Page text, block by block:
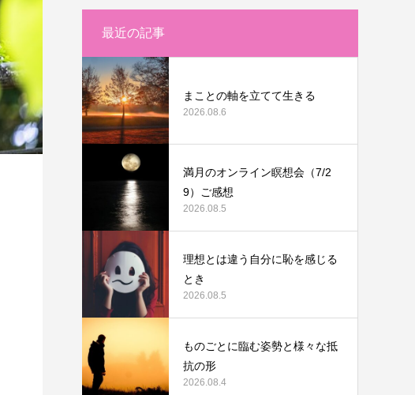
最近の記事
まことの軸を立てて生きる
2026.08.6
満月のオンライン瞑想会（7/2
9）ご感想
2026.08.5
理想とは違う自分に恥を感じる
とき
2026.08.5
ものごとに臨む姿勢と様々な抵
抗の形
2026.08.4